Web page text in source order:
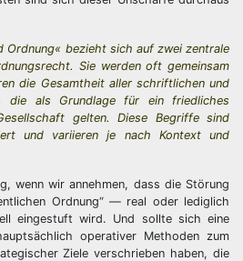
Ordnung« bezieht sich auf zwei zentrale
Sie werden oft gemeinsam
die Gesamtheit aller schriftlichen und
die als Grundlage für ein friedliches
gelten. Diese Begriffe sind
und variieren je nach Kontext und
wenn wir annehmen, dass die Störung
Ordnung“ — real oder lediglich
eingestuft wird. Und sollte sich eine
operativer Methoden zum
Ziele verschrieben haben, die